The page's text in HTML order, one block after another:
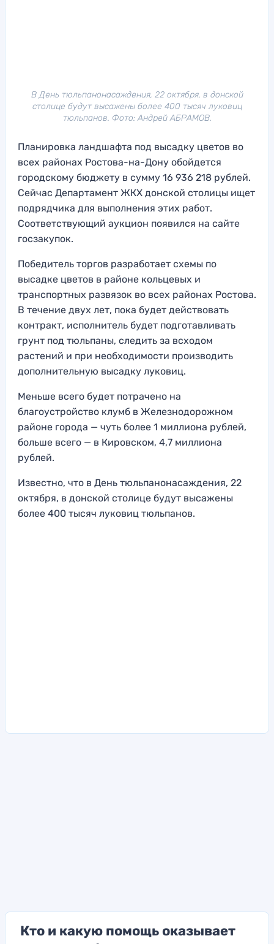
В День тюльпанонасаждения, 22 октября, в донской
столице будут высажены более 400 тысяч луковиц
тюльпанов. Фото: Андрей АБРАМОВ.
Планировка ландшафта под высадку цветов во
всех районах Ростова-на-Дону обойдется
городскому бюджету в сумму 16 936 218 рублей.
Сейчас Департамент ЖКХ донской столицы ищет
подрядчика для выполнения этих работ.
Соответствующий аукцион появился на сайте
госзакупок.
Победитель торгов разработает схемы по
высадке цветов в районе кольцевых и
транспортных развязок во всех районах Ростова.
В течение двух лет, пока будет действовать
контракт, исполнитель будет подготавливать
грунт под тюльпаны, следить за всходом
растений и при необходимости производить
дополнительную высадку луковиц.
Меньше всего будет потрачено на
благоустройство клумб в Железнодорожном
районе города — чуть более 1 миллиона рублей,
больше всего — в Кировском, 4,7 миллиона
рублей.
Известно, что в День тюльпанонасаждения, 22
октября, в донской столице будут высажены
более 400 тысяч луковиц тюльпанов.
Кто и какую помощь оказывает